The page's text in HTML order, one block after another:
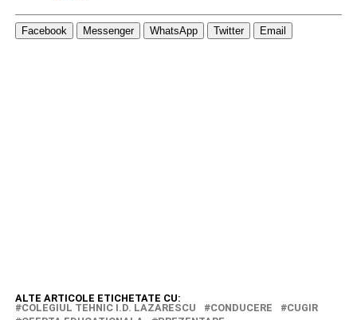
Facebook Messenger WhatsApp Twitter Email
ALTE ARTICOLE ETICHETATE CU:
COLEGIUL TEHNIC I.D. LAZARESCU
CONDUCERE
CUGIR